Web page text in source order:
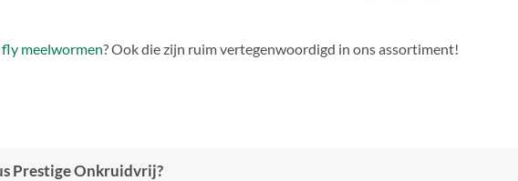
meelwormen? Ook die zijn ruim vertegenwoordigd in ons assortiment!
Prestige Onkruidvrij?